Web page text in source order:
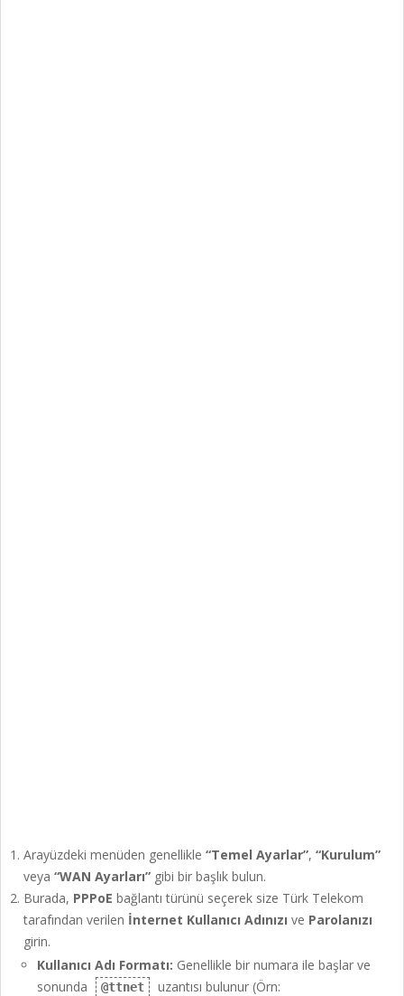
Arayüzdeki menüden genellikle “Temel Ayarlar”, “Kurulum”
veya “WAN Ayarları” gibi bir başlık bulun.
Burada, PPPoE bağlantı türünü seçerek size Türk Telekom
tarafından verilen İnternet Kullanıcı Adınızı ve Parolanızı
girin.
Kullanıcı Adı Formatı: Genellikle bir numara ile başlar ve
sonunda
@ttnet uzantısı bulunur (Örn: